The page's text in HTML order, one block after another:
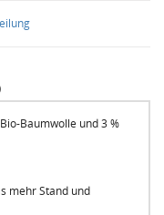
Baumwolle und 3 %
mehr Stand und